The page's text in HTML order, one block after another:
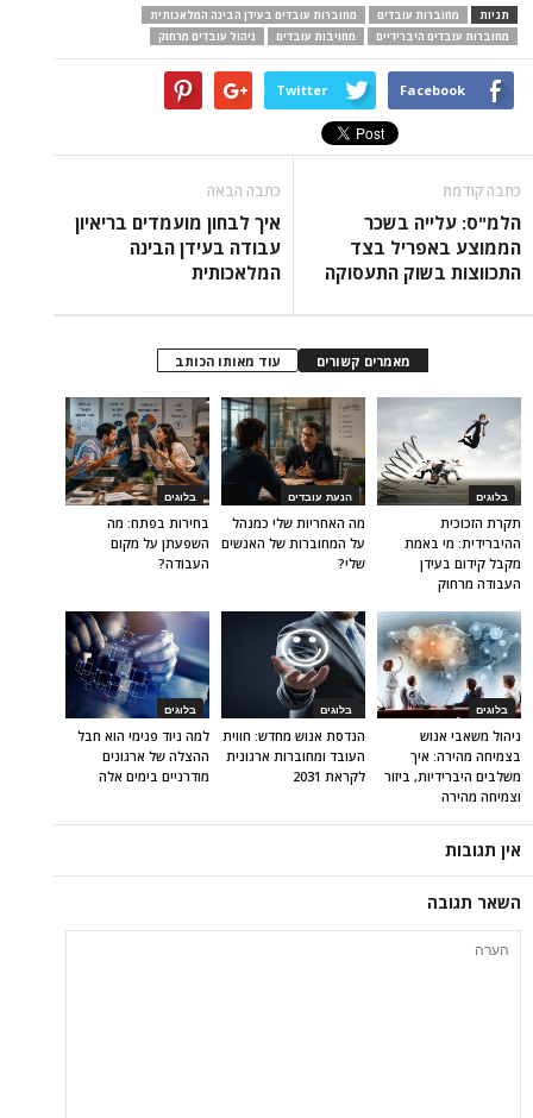
תגיות מחוברות עובדים
מחוברות עובדים בעידן הבינה המלאכותית
מחוברות עובדים היברידיים
מחויבות עובדים ניהול עובדים מרחוק
Facebook
Twitter
כתבה קודמת
הלמ"ס: עלייה בשכר
הממוצע באפריל בצד
התכווצות בשוק התעסוקה
כתבה הבאה
איך לבחון מועמדים בריאיון
עבודה בעידן הבינה
המלאכותית
מאמרים קשורים עוד מאותו הכותב
בלוגים
בחירות בפתח: מה
השפעתן על מקום
העבודה?
הנעת עובדים
מה האחריות שלי כמנהל
על המחוברות של האנשים
שלי?
בלוגים
תקרת הזכוכית
ההיברידית: מי באמת
מקבל קידום בעידן
העבודה מרחוק
בלוגים
למה ניוד פנימי הוא חבל
ההצלה של ארגונים
מודרניים בימים אלה
בלוגים
הנדסת אנוש מחדש: חווית
העובד ומחוברות ארגונית
לקראת 2031
בלוגים
ניהול משאבי אנוש
בצמיחה מהירה: איך
משלבים היברידיות, ביזור
וצמיחה מהירה
אין תגובות
השאר תגובה